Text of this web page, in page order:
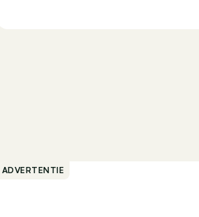
ADVERTENTIE